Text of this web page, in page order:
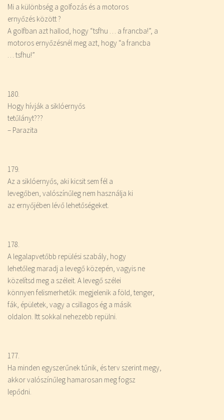
Mi a különbség a golfozás és a motoros
ernyőzés között ?
A golfban azt hallod, hogy “tsfhu … a francba!”, a
motoros ernyőzésnél meg azt, hogy “a francba
… tsfhu!”
180.
Hogy hívják a siklóernyős
tetűlányt???
– Parazita
179.
Az a siklóernyős, aki kicsit sem fél a
levegőben, valószínűleg nem használja ki
az ernyőjében lévő lehetőségeket.
178.
A legalapvetőbb repülési szabály, hogy
lehetőleg maradj a levegő közepén, vagyis ne
közelítsd meg a széleit. A levegő szélei
könnyen felismerhetők: megjelenik a föld, tenger,
fák, épületek, vagy a csillagos ég a másik
oldalon. Itt sokkal nehezebb repülni.
177.
Ha minden egyszerűnek tűnik, és terv szerint megy,
akkor valószínűleg hamarosan meg fogsz
lepődni.